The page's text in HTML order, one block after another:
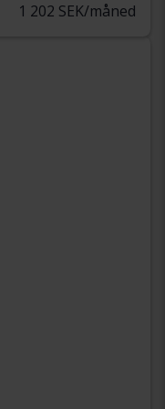
1 202 SEK/måned